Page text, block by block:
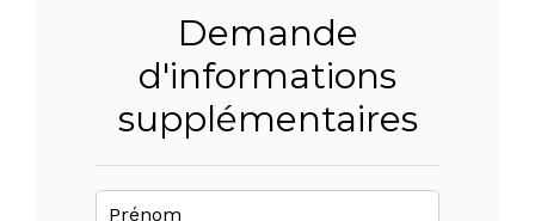
Demande
d'informations
supplémentaires